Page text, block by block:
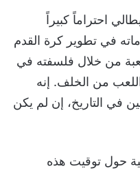
احتراماً كبيراً
في تطوير كرة القدم
من خلال فلسفته في
اللعب من الخلف. إنه
في التاريخ، إن لم يكن
حول توقيت هذه